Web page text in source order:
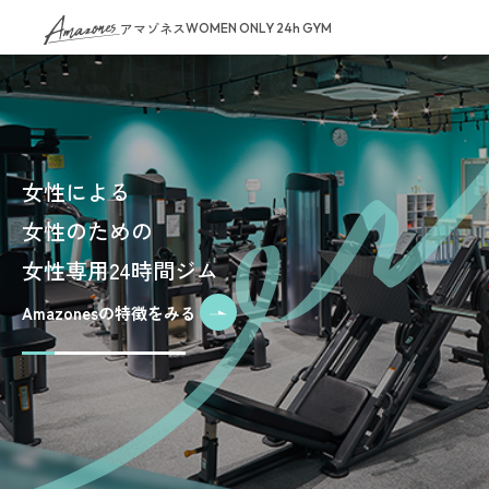
アマゾネスWOMEN ONLY 24h GYM
女性による
女性のための
女性専用24時間ジム
Amazonesの特徴をみる